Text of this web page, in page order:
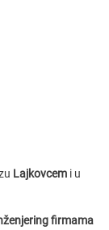
Lajkovcem i u
firmama